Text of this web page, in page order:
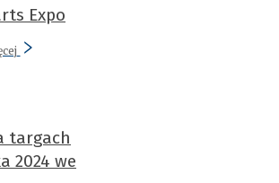
Expo
targach
2024 we